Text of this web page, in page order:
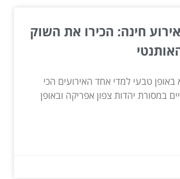
חינה: הכירו את השוק
באופן טבעי למדי אחד האירועים הכי
במסורת יהדות צפון אפריקה ובאופן